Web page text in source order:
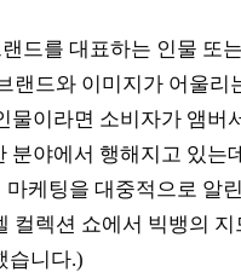
드를 대표하는 인물 또
랜드와 이미지가 어울리
물이라면 소비자가 앰버
분야에서 행해지고 있는
케팅을 대중적으로 알
컬렉션 쇼에서 빅뱅의
습니다.)